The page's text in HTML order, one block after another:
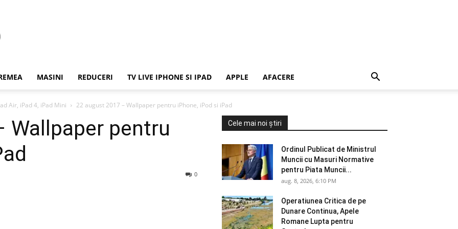
MASINI REDUCERI TV LIVE IPHONE SI IPAD APPLE AFACERE
Air, iPad 4, iPad Mini 22 august 2017 – Wallpaper pentru iPhone, iPod si iPad
Wallpaper pentru
0
Cele mai noi știri
Ordinul Publicat de Ministrul
Muncii cu Masuri Normative
pentru Piata Muncii...
aug. 8, 2026, 6:10 PM
Operatiunea Critica de pe
Dunare Continua, Apele
Romane Lupta pentru